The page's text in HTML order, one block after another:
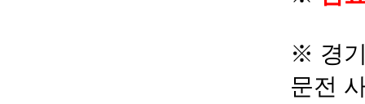
※ 경
문전